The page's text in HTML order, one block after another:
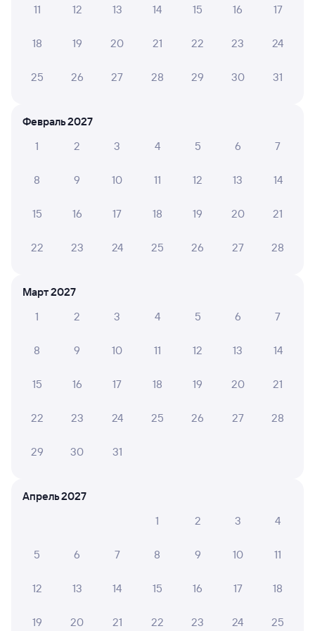
Обратные билеты из Лазо в Мучную
Отели
ЖД билеты Черниговка
с сайтом.
Подробнее
11 12 13 14 15 16 17
18 19 20 21 22 23 24
25 26 27 28 29 30 31
Февраль 2027
1
2 3 4 5 6 7
8 9 10 11 12 13 14
15 16 17 18 19 20 21
22 23 24 25 26 27 28
Март 2027
1
2 3 4 5 6 7
8 9 10 11 12 13 14
15 16 17 18 19 20 21
22 23 24 25 26 27 28
29 30 31
Апрель 2027
1
2 3 4
5 6 7 8 9 10 11
12 13 14 15 16 17 18
19 20 21 22 23 24 25